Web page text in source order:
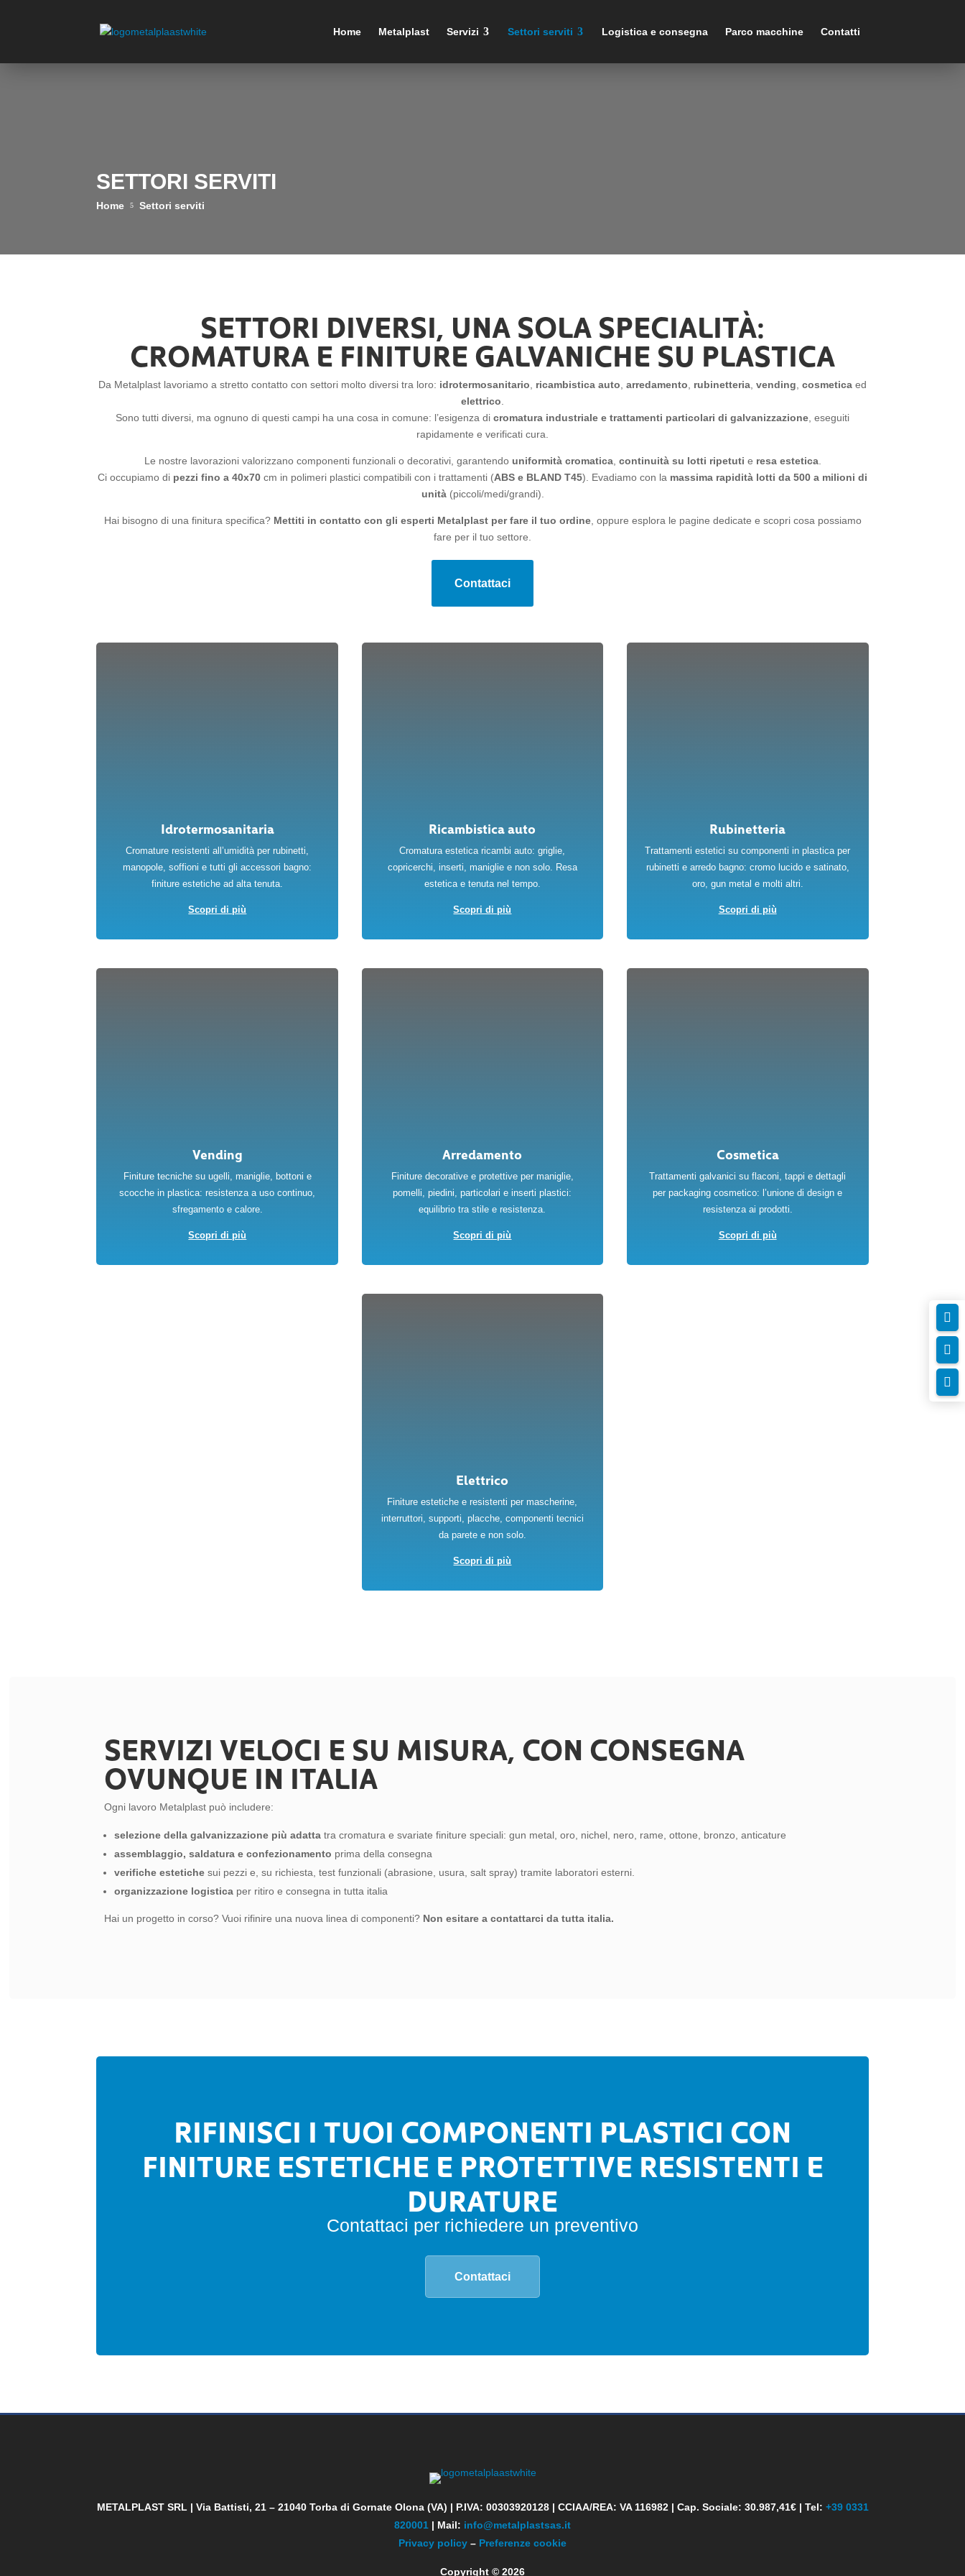
Home Metalplast Servizi Settori serviti Logistica e consegna Parco macchine Contatti
SETTORI SERVITI
Home 5 Settori serviti
SETTORI DIVERSI, UNA SOLA SPECIALITÀ:
CROMATURA E FINITURE GALVANICHE SU PLASTICA
Da Metalplast lavoriamo a stretto contatto con settori molto diversi tra loro: idrotermosanitario ricambistica auto arredamento rubinetteria vending cosmetica ed
elettrico
Sono tutti diversi, ma ognuno di questi campi ha una cosa in comune: l’esigenza di cromatura industriale e trattamenti particolari di galvanizzazione , eseguiti
rapidamente e verificati cura.
Le nostre lavorazioni valorizzano componenti funzionali o decorativi, garantendo uniformità cromatica, continuità su lotti ripetuti e resa estetica.
Ci occupiamo di pezzi fino a 40x70 cm in polimeri plastici compatibili con i trattamenti (ABS e BLAND T45). Evadiamo con la massima rapidità lotti da 500 a milioni di
unità(piccoli/medi/grandi).
Hai bisogno di una finitura specifica? Mettiti in contatto con gli esperti Metalplast per fare il tuo ordine, oppure esplora le pagine dedicate e scopri cosa possiamo
fare per il tuo settore.
Contattaci
Idrotermosanitaria
Cromature resistenti all’umidità per rubinetti,
manopole, soffioni e tutti gli accessori bagno:
finiture estetiche ad alta tenuta.
Scopri di più
Ricambistica auto
Cromatura estetica ricambi auto: griglie,
copricerchi, inserti, maniglie e non solo. Resa
estetica e tenuta nel tempo.
Scopri di più
Rubinetteria
Trattamenti estetici su componenti in plastica per
rubinetti e arredo bagno: cromo lucido e satinato,
oro, gun metal e molti altri.
Scopri di più
Vending
Finiture tecniche su ugelli, maniglie, bottoni e
scocche in plastica: resistenza a uso continuo,
sfregamento e calore.
Scopri di più
Arredamento
Finiture decorative e protettive per maniglie,
pomelli, piedini, particolari e inserti plastici:
equilibrio tra stile e resistenza.
Scopri di più
Cosmetica
Trattamenti galvanici su flaconi, tappi e dettagli
per packaging cosmetico: l’unione di design e
resistenza ai prodotti.
Scopri di più
Elettrico
Finiture estetiche e resistenti per mascherine,
interruttori, supporti, placche, componenti tecnici
da parete e non solo.
Scopri di più
SERVIZI VELOCI E SU MISURA, CON CONSEGNA
OVUNQUE IN ITALIA
Ogni lavoro Metalplast può includere:
selezione della galvanizzazione più adatta tra cromatura e svariate finiture speciali: gun metal, oro, nichel, nero, rame, ottone, bronzo, anticature
assemblaggio, saldatura e confezionamento prima della consegna
verifiche estetiche sui pezzi e, su richiesta, test funzionali (abrasione, usura, salt spray) tramite laboratori esterni.
organizzazione logistica per ritiro e consegna in tutta italia
Hai un progetto in corso? Vuoi rifinire una nuova linea di componenti? Non esitare a contattarci da tutta italia.
RIFINISCI I TUOI COMPONENTI PLASTICI CON
FINITURE ESTETICHE E PROTETTIVE RESISTENTI E
DURATURE
Contattaci per richiedere un preventivo
Contattaci
METALPLAST SRL | Via Battisti, 21 – 21040 Torba di Gornate Olona (VA) | P.IVA: 00303920128 | CCIAA/REA: VA 116982 | Cap. Sociale: 30.987,41€| Tel: +39 0331
820001 | Mail: info@metalplastsas.it
Privacy policy – Preferenze cookie
Copyright © 2026


